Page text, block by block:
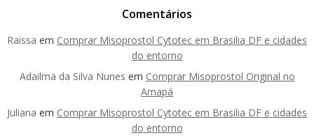
Comentários
Raissa em Comprar Misoprostol Cytotec em Brasilia DF e cidades
do entorno
Adailma da Silva Nunes em Comprar Misoprostol Original no
Amapá
Juliana em Comprar Misoprostol Cytotec em Brasilia DF e cidades
do entorno